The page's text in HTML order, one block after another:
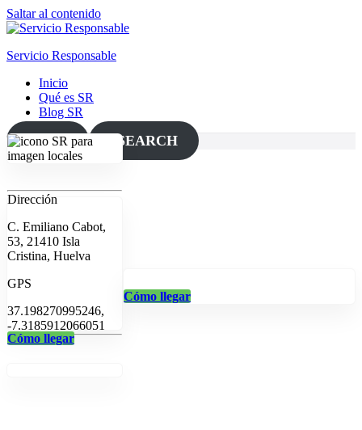
Saltar al contenido
Servicio Responsable
Inicio
Qué es SR
Blog SR
MAP SEARCH
Dirección
C. Emiliano Cabot,
53, 21410 Isla
Cristina, Huelva
GPS
37.198270995246,
-7.3185912066051
Cómo llegar
Cómo llegar